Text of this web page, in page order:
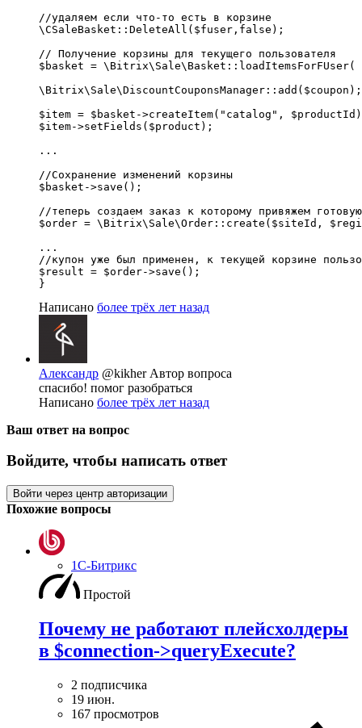
//удаляем если что-то есть в корзине
\CSaleBasket::DeleteAll($fuser,false);
// Получение корзины для текущего пользователя
$basket =
\Bitrix\Sale\DiscountCouponsManager::add($coupon);
$item = $basket->createItem("catalog",
$item->setFields($product);
...
//Сохранение изменений корзины
$basket->save();
//теперь создаем заказ к которому привяжем
$order = \Bitrix\Sale\Order::create($siteId,
...
//купон уже был применен, к текущей корзине
$result = $order->save();
}
Написано более трёх лет назад
Александр @kikher Автор вопроса
спасибо! помог разобраться
Написано более трёх лет назад
Ваш ответ на вопрос
Войдите, чтобы написать ответ
Войти через центр авторизации
Похожие вопросы
1С-Битрикс
Простой
Почему не работают плейсхолдеры
в $connection->queryExecute?
2 подписчика
19 июн.
167 просмотров